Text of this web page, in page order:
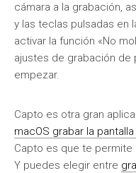
cámara a la grabación,
y las teclas pulsadas en
activar la función «No
ajustes de grabación de
empezar.
Capto es otra gran
macOS grabar la
Capto es que te
Y puedes elegir entre